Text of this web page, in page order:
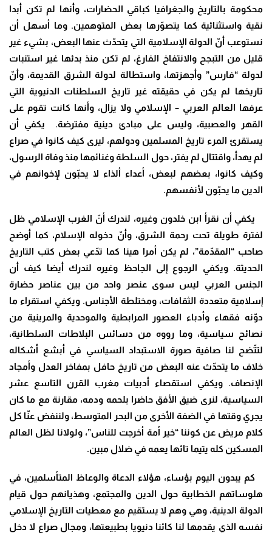
محكومة بالتاريخ والجغرافيا كباقي الحضارات، وأنها لم تكن أبدا
نقية واستثنائية كما يتصوّرها بعض المتوهمين. وما أسهل أن
نستوعب أنّ الدولة الإسلامية التي يتحدّث عنها البعض، بشيء غير
قليل من التبجح والانتفاخ الفارغ، لم تكن منذ بدئها غير استنبات
لدولة “فارس” وأجهزتها، واستطالة لدولة الشرق القديمة، وأنّ
تاريخها لم يكن في حقيقته غير تاريخ السلطنات الدنيوية التي
عرفها العالم العربي – الإسلامي ولا يزال، وأنها كانت تقوم على
القهر والعصبية، وليس على مبادئ دينية مفترضة. يكفي أن
يستقرئ المرء تاريخ المسلمين ودولهم، ليرى كيف كانوا في صراع
لم يهدأ، واقتتال لم يفتر، حول السلطة وغنائمها منذ وفاة الرسول،
وكيف كانوا، بعضهم لبعض، أعداء ألذاء لا يحبّون لإخوانهم في
الدين ما يحبّون لأنفسهم.
يكفي أن نقرأ ابن خلدون وغيره، لندرك أنّ الغرب الإسلامي ظل
لفترة طويلة تحت رحمة الشرق، وأنّ دخوله الإسلام، كما أوضح
صاحب “المقدّمة”، لم يكن أمرا هينا كما تدّعي بعض كتب التاريخ
الحديثة. ويكفي الرجوع إلى الجاحظ وغيره لندرك أيضا كيف أن
الجنس العربي ليس سوى عنصر واحد من بين عناصر حضارة
إسلامية متعددة الثقافات، ومختلطة الأجناس. ويكفي استقراء ما
دوّنه فقهاء وأدباء العصور المرابطية والموحدية والمرينية من
نصائح سياسية، وما رووه من دسائس البلاطات السلطانية،
لتتّضح لنا صافية صورة الاستبداد السياسي في أبشع أشكاله
خلاف ما يتحدّث عنه البعض من تاريخ حافل بمفاخر العدل وأمجاد
الإنصاف. ويكفي استقصاء أدبيات مغرب القرن التاسع عشر
السياسية، لنرى ضيق الأفق حاضرا بلحمه ودمه، مقارنة مع ما كان
يجري وقتها في الضفة الأخرى من البحر المتوسط، ولننفض عنّا كل
كلام مريض عن كوننا “خير أمة أخرجت للناس”، ولولانا لظل العالم
المسكين كله يتيما تائها يعمه في ضلال مبين.
كم يبدون اليوم بؤساء، هؤلاء الدعاة والوعاظ المتأسلمين، في
هلوساتهم الخطابية حول الدين والمجتمع، وهذيانهم حول قيام
الدولة الدينية، وهي وهم لا يستقيم مع معطيات التاريخ الإسلامي
نفسه الذي يقدمها لنا كائنا دنيويا بطبيعتها، ومجال صراع لا دخل